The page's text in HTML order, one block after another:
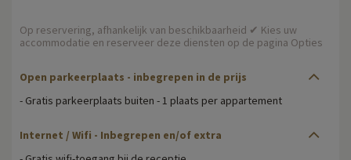
Op reservering, afhankelijk van beschikbaarheid ✔ Kies uw
accommodatie en reserveer deze diensten op de pagina Opties
Open parkeerplaats - inbegrepen in de prijs
- Gratis parkeerplaats buiten - 1 plaats per appartement
Internet / Wifi - Inbegrepen en/of extra